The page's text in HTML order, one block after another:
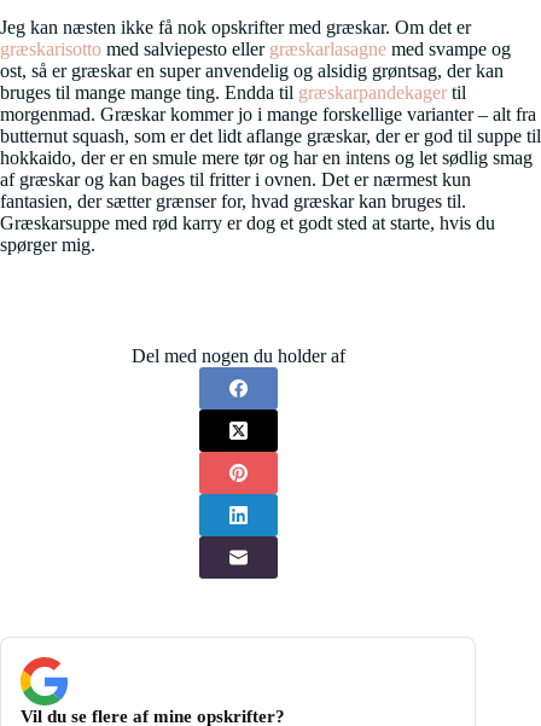
Jeg kan næsten ikke få nok opskrifter med græskar. Om det er
græskarisotto med salviepesto eller græskarlasagne med svampe og
ost, så er græskar en super anvendelig og alsidig grøntsag, der kan
bruges til mange mange ting. Endda til græskarpandekager til
morgenmad. Græskar kommer jo i mange forskellige varianter – alt fra
butternut squash, som er det lidt aflange græskar, der er god til suppe til
hokkaido, der er en smule mere tør og har en intens og let sødlig smag
af græskar og kan bages til fritter i ovnen. Det er nærmest kun
fantasien, der sætter grænser for, hvad græskar kan bruges til.
Græskarsuppe med rød karry er dog et godt sted at starte, hvis du
spørger mig.
Del med nogen du holder af
Vil du se flere af mine opskrifter?